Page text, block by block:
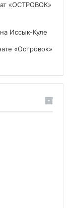
«ОСТРОВОК»
Иссык-Куле
«Островок»